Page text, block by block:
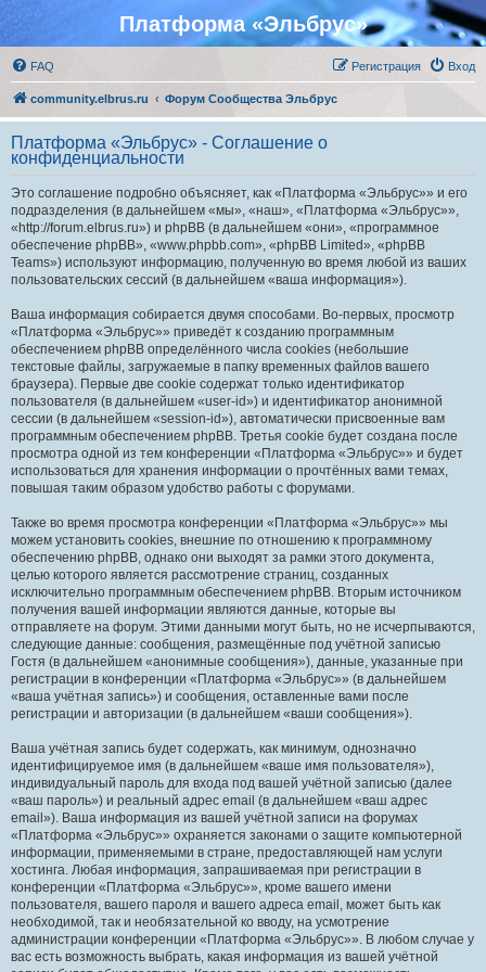
Платформа «Эльбрус»
FAQ Вход
Регистрация
community.elbrus.ru Форум Сообщества Эльбрус
Платформа «Эльбрус» - Соглашение о
конфиденциальности
Это соглашение подробно объясняет, как «Платформа «Эльбрус»» и его
подразделения (в дальнейшем «мы», «наш», «Платформа «Эльбрус»»,
«http://forum.elbrus.ru») и phpBB (в дальнейшем «они», «программное
обеспечение phpBB», «www.phpbb.com», «phpBB Limited», «phpBB
Teams») используют информацию, полученную во время любой из ваших
пользовательских сессий (в дальнейшем «ваша информация»).
Ваша информация собирается двумя способами. Во-первых, просмотр
«Платформа «Эльбрус»» приведёт к созданию программным
обеспечением phpBB определённого числа cookies (небольшие
текстовые файлы, загружаемые в папку временных файлов вашего
браузера). Первые две cookie содержат только идентификатор
пользователя (в дальнейшем «user-id») и идентификатор анонимной
сессии (в дальнейшем «session-id»), автоматически присвоенные вам
программным обеспечением phpBB. Третья cookie будет создана после
просмотра одной из тем конференции «Платформа «Эльбрус»» и будет
использоваться для хранения информации о прочтённых вами темах,
повышая таким образом удобство работы с форумами.
Также во время просмотра конференции «Платформа «Эльбрус»» мы
можем установить cookies, внешние по отношению к программному
обеспечению phpBB, однако они выходят за рамки этого документа,
целью которого является рассмотрение страниц, созданных
исключительно программным обеспечением phpBB. Вторым источником
получения вашей информации являются данные, которые вы
отправляете на форум. Этими данными могут быть, но не исчерпываются,
следующие данные: сообщения, размещённые под учётной записью
Гостя (в дальнейшем «анонимные сообщения»), данные, указанные при
регистрации в конференции «Платформа «Эльбрус»» (в дальнейшем
«ваша учётная запись») и сообщения, оставленные вами после
регистрации и авторизации (в дальнейшем «ваши сообщения»).
Ваша учётная запись будет содержать, как минимум, однозначно
идентифицируемое имя (в дальнейшем «ваше имя пользователя»),
индивидуальный пароль для входа под вашей учётной записью (далее
«ваш пароль») и реальный адрес email (в дальнейшем «ваш адрес
email»). Ваша информация из вашей учётной записи на форумах
«Платформа «Эльбрус»» охраняется законами о защите компьютерной
информации, применяемыми в стране, предоставляющей нам услуги
хостинга. Любая информация, запрашиваемая при регистрации в
конференции «Платформа «Эльбрус»», кроме вашего имени
пользователя, вашего пароля и вашего адреса email, может быть как
необходимой, так и необязательной ко вводу, на усмотрение
администрации конференции «Платформа «Эльбрус»». В любом случае у
вас есть возможность выбрать, какая информация из вашей учётной